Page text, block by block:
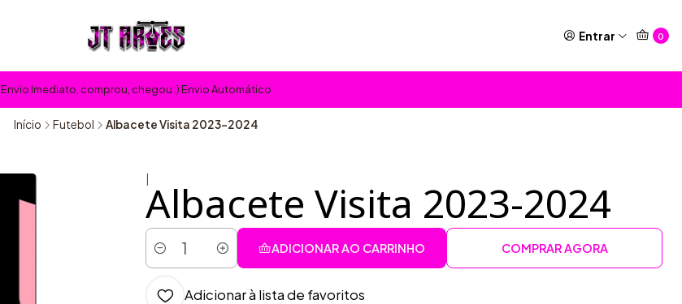
Entrar 0
Envio Imediato, comprou, chegou :) Envio Automático
Início Futebol Albacete Visita 2023-2024
Albacete Visita 2023-2024
Quantidade
ADICIONAR AO CARRINHO COMPRAR AGORA
Adicionar à lista de favoritos